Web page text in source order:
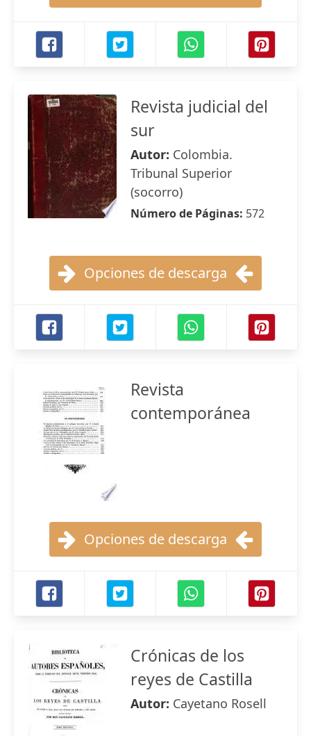
Revista judicial del
sur
Autor: Colombia.
Tribunal Superior
(socorro)
Número de Páginas: 572
Opciones de descarga
Revista
contemporánea
Opciones de descarga
Crónicas de los
reyes de Castilla
Autor: Cayetano Rosell